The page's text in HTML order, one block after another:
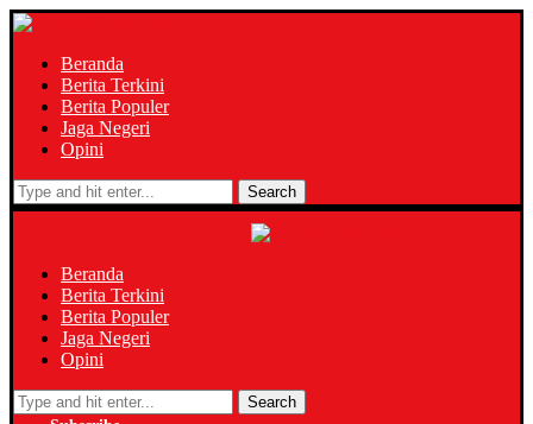
Beranda
Berita Terkini
Berita Populer
Jaga Negeri
Opini
Search
Beranda
Berita Terkini
Berita Populer
Jaga Negeri
Opini
Search